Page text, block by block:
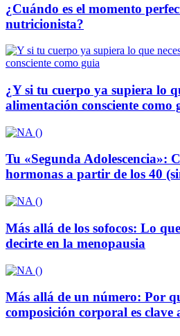
¿Cuándo es el momento
nutricionista?
¿Y si tu cuerpo ya supiera lo
alimentación consciente como
Tu «Segunda Adolescencia»:
hormonas a partir de los 40
Más allá de los sofocos: Lo
decirte en la menopausia
Más allá de un número: Por
composición corporal es clave